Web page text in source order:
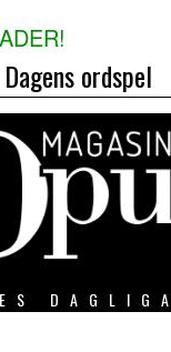
Dagens ordspel